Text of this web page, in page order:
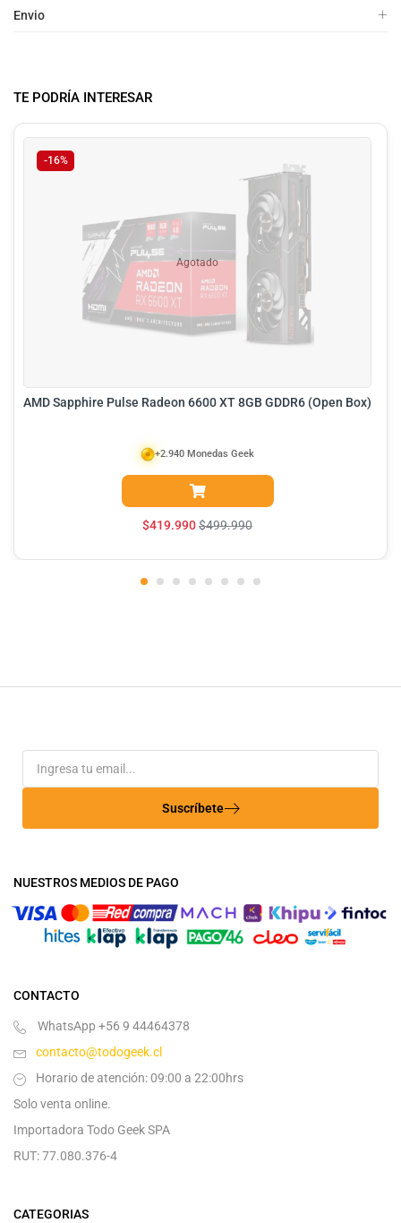
Envio
TE PODRÍA INTERESAR
-16%
Agotado
AMD Sapphire Pulse Radeon 6600 XT 8GB GDDR6 (Open Box)
$419.990$499.990
+2.940 Monedas Geek
Suscríbete
NUESTROS MEDIOS DE PAGO
CONTACTO
WhatsApp +56 9 44464378
contacto@todogeek.cl
Horario de atención: 09:00 a 22:00hrs
Solo venta online.
Importadora Todo Geek SPA
RUT: 77.080.376-4
CATEGORIAS